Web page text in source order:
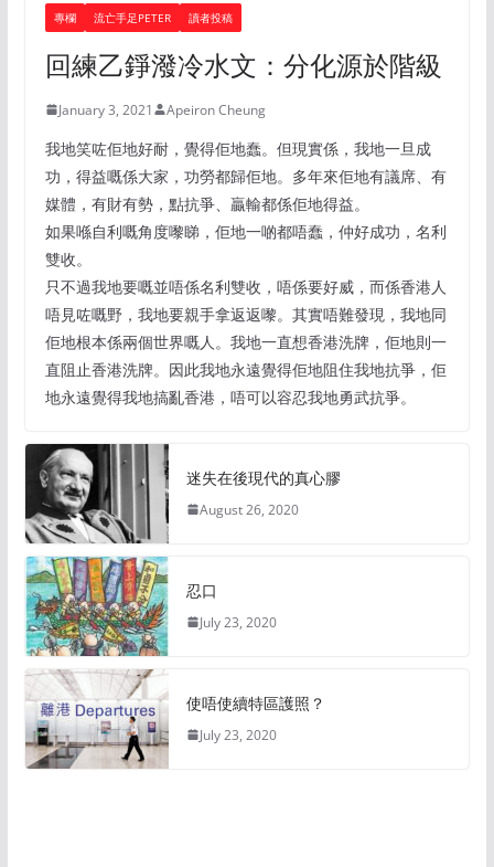
專欄 流亡手足PETER 讀者投稿
回練乙錚潑冷水文：分化源於階級
January 3, 2021 Apeiron Cheung
我地笑咗佢地好耐，覺得佢地蠢。但現實係，我地一旦成
功，得益嘅係大家，功勞都歸佢地。多年來佢地有議席、有
媒體，有財有勢，點抗爭、贏輸都係佢地得益。
如果喺自利嘅角度嚟睇，佢地一啲都唔蠢，仲好成功，名利
雙收。
只不過我地要嘅並唔係名利雙收，唔係要好威，而係香港人
唔見咗嘅野，我地要親手拿返返嚟。其實唔難發現，我地同
佢地根本係兩個世界嘅人。我地一直想香港洗牌，佢地則一
直阻止香港洗牌。因此我地永遠覺得佢地阻住我地抗爭，佢
地永遠覺得我地搞亂香港，唔可以容忍我地勇武抗爭。
迷失在後現代的真心膠
August 26, 2020
忍口
July 23, 2020
使唔使續特區護照？
July 23, 2020